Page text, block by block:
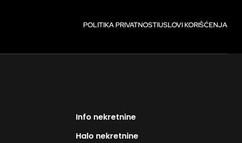
POLITIKA PRIVATNOSTIUSLOVI KORIŠĆENJA
Info nekretnine
Halo nekretnine